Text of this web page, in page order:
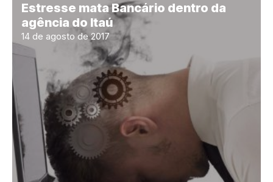
Estresse mata Bancário dentro da
agência do Itaú
14 de agosto de 2017